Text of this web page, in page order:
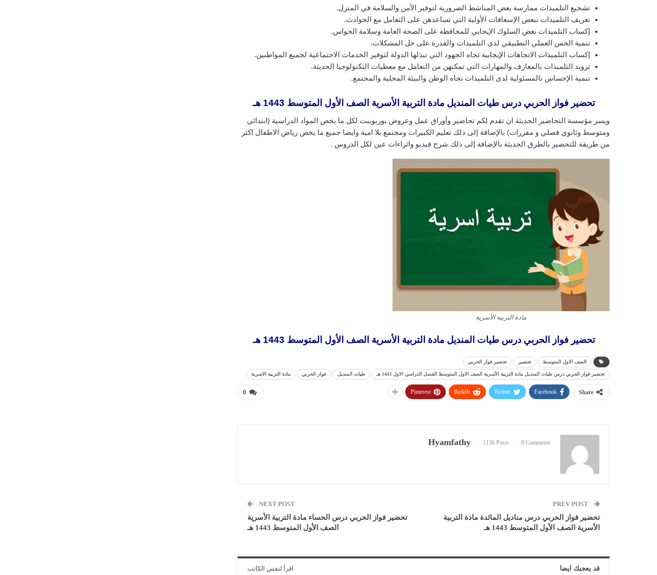
تشجيع التلميذات ممارسة بعض المناشط الضرورية لتوفير الأمن والسلامة في المنزل.
تعريف التلميذات ببعض الإسعافات الأولية التي تساعدهن على التعامل مع الحوادث.
إكساب التلميذات بعض السلوك الإيجابي للمحافظة على الصحة العامة وسلامة الحواس.
تنمية الحس العملي التطبيقي لدى التلميذات والقدرة على حل المشكلات.
إكساب التلميذات الاتجاهات الإيجابية تجاه الجهود التي تبذلها الدولة لتوفير الخدمات الاجتماعية لجميع المواطنين.
تزويد التلميذات بالمعارف والمهارات التي تمكنهن من التعامل مع معطيات التكنولوجيا الحديثة.
تنمية الإحساس بالمسئولية لدى التلميذات تجاه الوطن والبيئة المحلية والمجتمع.
تحضير فواز الحربي درس طيات المنديل مادة التربية الأسرية الصف الأول المتوسط 1443 هـ
ويسر مؤسسة التحاضير الحديثة ان تقدم لكم تحاضير وأوراق عمل وعروض بوربوينت لكل ما يخص المواد الدراسية (ابتدائي
ومتوسط وثانوي فصلي و مقررات) بالإضافة إلى ذلك تعليم الكبيرات ومجتمع بلا امية وايضا جميع ما يخص رياض الاطفال اكثر
من طريقة للتحضير بالطرق الحديثة بالإضافة إلى ذلك شرح فيديو واثراءات عين لكل الدروس .
مادة التربية الأسرية
تحضير فواز الحربي درس طيات المنديل مادة التربية الأسرية الصف الأول المتوسط 1443 هـ
الصف الاول المتوسط تحضير تحضير فواز الحربي
تحضير فواز الحربي درس طيات المنديل مادة التربية الأسرية الصف الاول المتوسط الفصل الدراسي الاول 1443 هـ طيات المنديل فواز الحربي مادة التربية الاسرية
0 Share
Facebook
Twitter
ReddIt
Pinterest
Hyamfathy 1136 Posts 0 Comments
تحضير فواز الحربي درس مناديل المائدة مادة التربية
الأسرية الصف الأول المتوسط 1443 هـ
NEXT POST
تحضير فواز الحربي درس الحساء مادة التربية الأسرية
الصف الأول المتوسط 1443 هـ
قد يعجبك ايضا اقرأ لنفس الكاتب